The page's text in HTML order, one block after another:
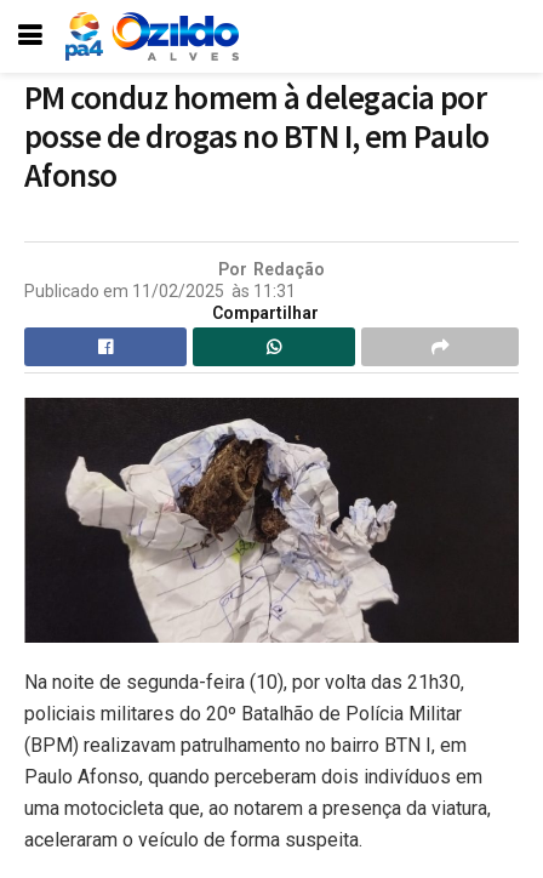
PM conduz homem à delegacia por
posse de drogas no BTN I, em Paulo
Afonso
Por Redação
Publicado em 11/02/2025 às 11:31
Compartilhar
Na noite de segunda-feira (10), por volta das 21h30,
policiais militares do 20º Batalhão de Polícia Militar
(BPM) realizavam patrulhamento no bairro BTN I, em
Paulo Afonso, quando perceberam dois indivíduos em
uma motocicleta que, ao notarem a presença da viatura,
aceleraram o veículo de forma suspeita.